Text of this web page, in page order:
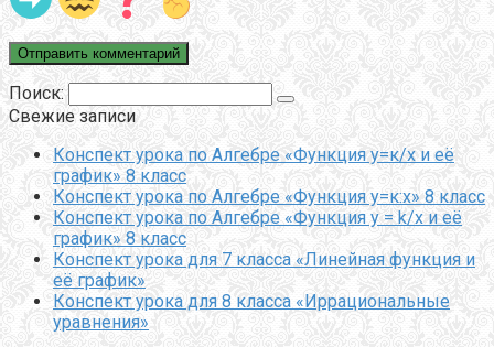
Поиск:
Свежие записи
Конспект урока по Алгебре «Функция у=к/х и её
график» 8 класс
Конспект урока по Алгебре «Функция у=к:х» 8 класс
Конспект урока по Алгебре «Функция y = k/x и её
график» 8 класс
Конспект урока для 7 класса «Линейная функция и
её график»
Конспект урока для 8 класса «Иррациональные
уравнения»